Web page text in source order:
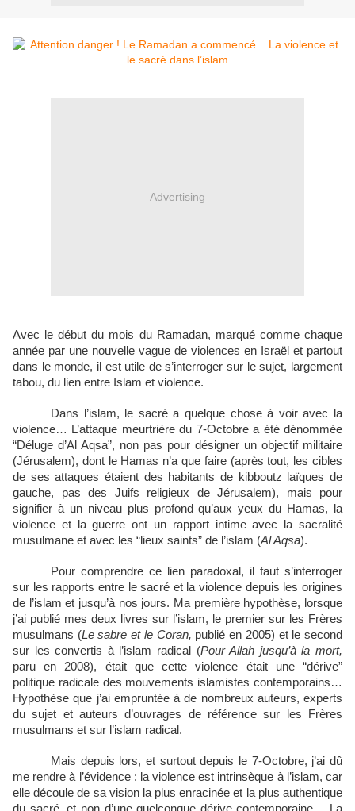
Advertising
Avec le début du mois du Ramadan, marqué comme chaque
année par une nouvelle vague de violences en Israël et partout
dans le monde, il est utile de s’interroger sur le sujet, largement
tabou, du lien entre Islam et violence.
Dans l’islam, le sacré a quelque chose à voir avec la
violence… L’attaque meurtrière du 7-Octobre a été dénommée
“Déluge d’Al Aqsa”, non pas pour désigner un objectif militaire
(Jérusalem), dont le Hamas n’a que faire (après tout, les cibles
de ses attaques étaient des habitants de kibboutz laïques de
gauche, pas des Juifs religieux de Jérusalem), mais pour
signifier à un niveau plus profond qu’aux yeux du Hamas, la
violence et la guerre ont un rapport intime avec la sacralité
musulmane et avec les “lieux saints” de l’islam (Al Aqsa).
Pour comprendre ce lien paradoxal, il faut s’interroger
sur les rapports entre le sacré et la violence depuis les origines
de l’islam et jusqu’à nos jours. Ma première hypothèse, lorsque
j’ai publié mes deux livres sur l’islam, le premier sur les Frères
musulmans (Le sabre et le Coran, publié en 2005) et le second
sur les convertis à l’islam radical (Pour Allah jusqu’à la mort,
paru en 2008), était que cette violence était une “dérive”
politique radicale des mouvements islamistes contemporains…
Hypothèse que j’ai empruntée à de nombreux auteurs, experts
du sujet et auteurs d’ouvrages de référence sur les Frères
musulmans et sur l’islam radical.
Mais depuis lors, et surtout depuis le 7-Octobre, j’ai dû
me rendre à l’évidence : la violence est intrinsèque à l’islam, car
elle découle de sa vision la plus enracinée et la plus authentique